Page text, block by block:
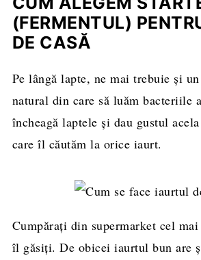
(FERMENTUL)
DE CASĂ
Pe lângă lapte, ne mai trebuie și
natural din care să luăm bacteriile
încheagă laptele și dau gustul
care îl căutăm la orice iaurt.
Cumpărați din supermarket cel
îl găsiți. De obicei iaurtul bun are